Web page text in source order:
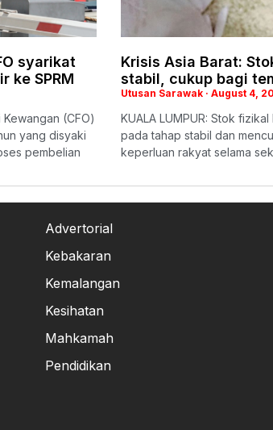
syarikat
ke SPRM
Kewangan (CFO)
yang disyaki
pembelian
Krisis Asia Barat:
stabil, cukup bagi
Utusan Sarawak August 4,
KUALA LUMPUR: Stok
pada tahap stabil dan
keperluan rakyat selama
Advertorial
Kebakaran
Kemalangan
Kesihatan
Mahkamah
Pendidikan